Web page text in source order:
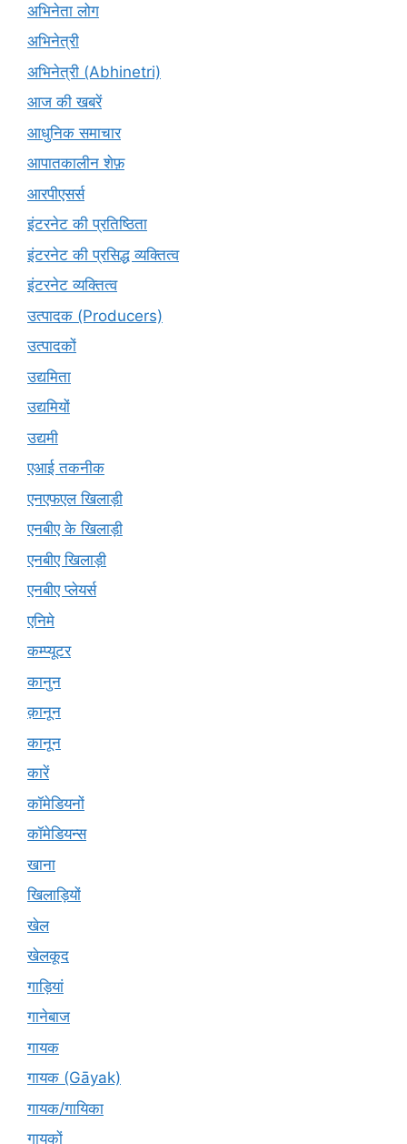
अभिनेता लोग
अभिनेत्री
अभिनेत्री (Abhinetri)
आज की खबरें
आधुनिक समाचार
आपातकालीन शेफ़
आरपीएसर्स
इंटरनेट की प्रतिष्ठिता
इंटरनेट की प्रसिद्ध व्यक्तित्व
इंटरनेट व्यक्तित्व
उत्पादक (Producers)
उत्पादकों
उद्यमिता
उद्यमियों
उद्यमी
एआई तकनीक
एनएफएल खिलाड़ी
एनबीए के खिलाड़ी
एनबीए खिलाड़ी
एनबीए प्लेयर्स
एनिमे
कम्प्यूटर
कानुन
क़ानून
कानून
कारें
कॉमेडियनों
कॉमेडियन्स
खाना
खिलाड़ियों
खेल
खेलकूद
गाड़ियां
गानेबाज
गायक
गायक (Gāyak)
गायक/गायिका
गायकों